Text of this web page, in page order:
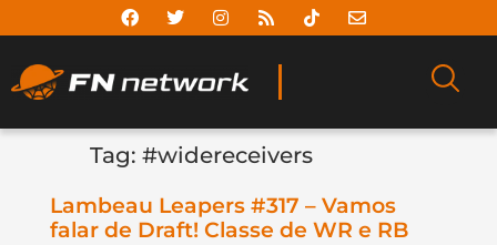
Tag: #widereceivers
Lambeau Leapers #317 – Vamos
falar de Draft! Classe de WR e RB